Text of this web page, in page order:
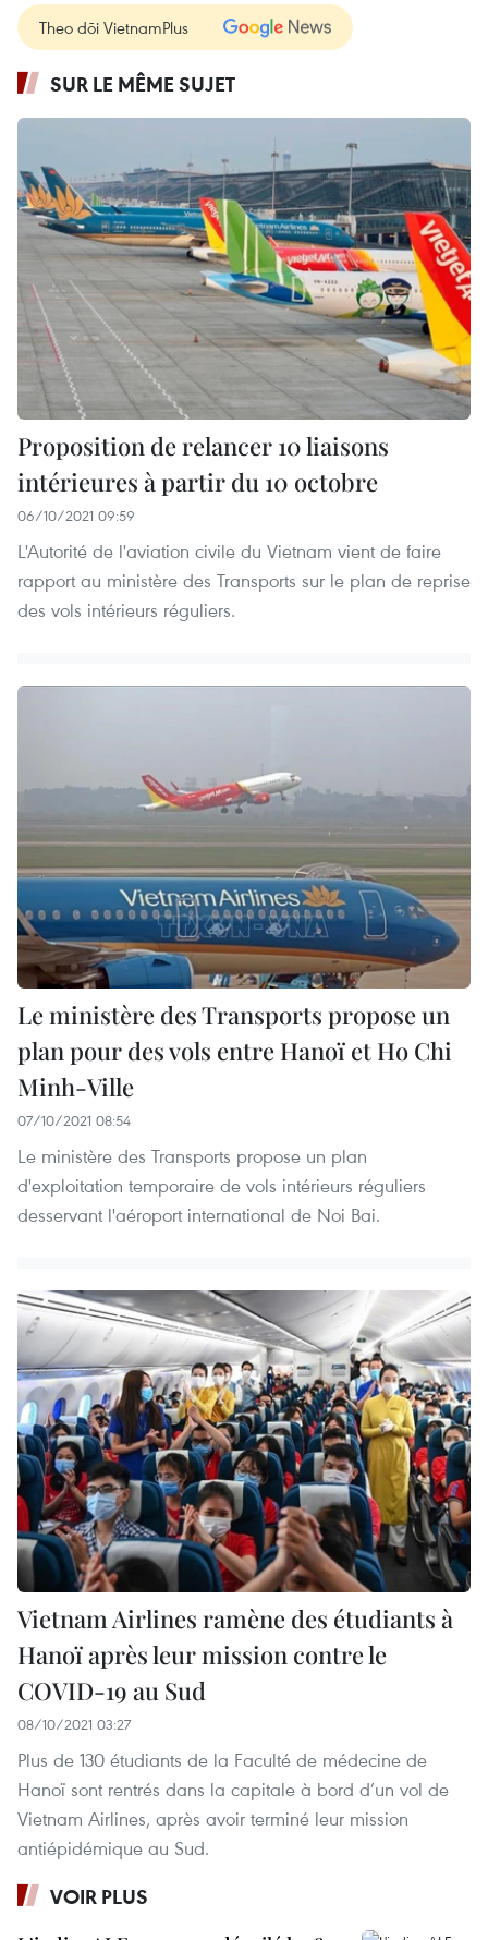
Theo dõi VietnamPlus
SUR LE MÊME SUJET
Proposition de relancer 10 liaisons
intérieures à partir du 10 octobre
06/10/2021 09:59
L'Autorité de l'aviation civile du Vietnam vient de faire
rapport au ministère des Transports sur le plan de reprise
des vols intérieurs réguliers.
Le ministère des Transports propose un
plan pour des vols entre Hanoï et Ho Chi
Minh-Ville
07/10/2021 08:54
Le ministère des Transports propose un plan
d'exploitation temporaire de vols intérieurs réguliers
desservant l'aéroport international de Noi Bai.
Vietnam Airlines ramène des étudiants à
Hanoï après leur mission contre le
COVID-19 au Sud
08/10/2021 03:27
Plus de 130 étudiants de la Faculté de médecine de
Hanoï sont rentrés dans la capitale à bord d’un vol de
Vietnam Airlines, après avoir terminé leur mission
antiépidémique au Sud.
VOIR PLUS